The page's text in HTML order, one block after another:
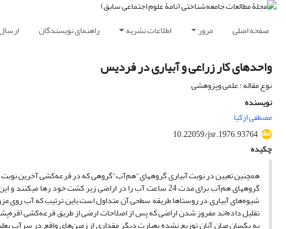
صفحه اصلی مرور اطلاعات نشریه راهنمای نویسندگان
واحدهای کار زراعی و آبیاری در فردیس
نوع مقاله : علمی وپزوهشی
نویسنده
مصطفی ازکیا
10.22059/jsr.1976.93764
چکیده
همچنین تعیین در نوبت آبیاری گروههای‌"هم‌آب‌"گروهی که در قرعه‌کشی آخرین نوبت‌